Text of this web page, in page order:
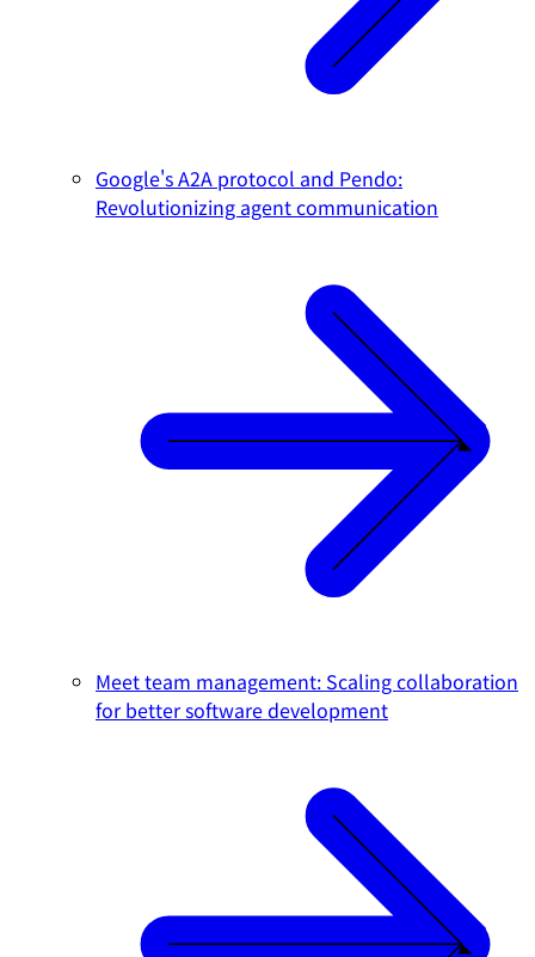
Google's A2A protocol and Pendo:
Revolutionizing agent communication
Meet team management: Scaling collaboration
for better software development